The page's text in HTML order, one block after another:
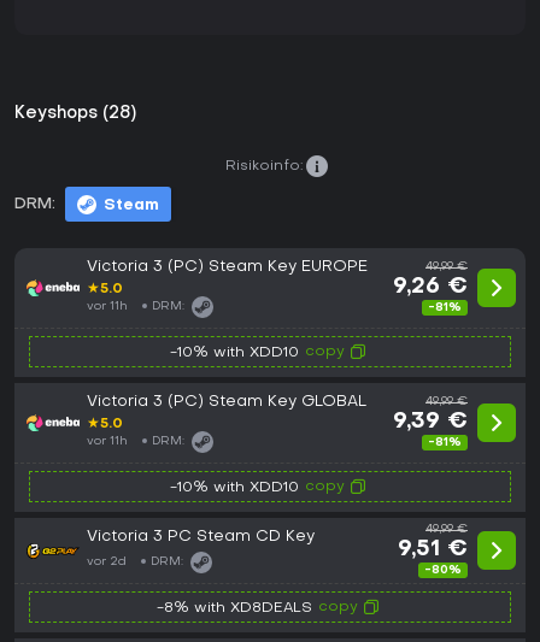
Keyshops (28)
DRM: Steam
Risikoinfo:
Victoria 3 (PC) Steam Key EUROPE
★5.0
vor 11h DRM:
49,99 €
9,26 €
-81%
-10% with XDD10 copy
Victoria 3 (PC) Steam Key GLOBAL
★5.0
vor 11h DRM:
49,99 €
9,39 €
-81%
-10% with XDD10 copy
Victoria 3 PC Steam CD Key
vor 2d DRM:
49,99 €
9,51 €
-80%
-8% with XD8DEALS copy